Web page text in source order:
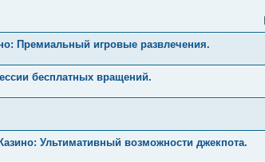
Премиальный игровые развлечения.
бесплатных вращений.
Ультимативный возможности джекпота.